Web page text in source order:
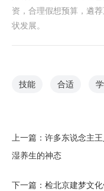
资，合理假想预算，遴
状发展。
技能 合适
上一篇： 许多东说念主
湿养生的神态
下一篇： 检北京建梦文